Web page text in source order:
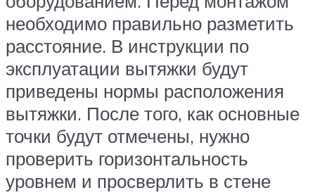
необходимо правильно разметить
расстояние. В инструкции по
эксплуатации вытяжки будут
приведены нормы расположения
вытяжки. После того, как основные
точки будут отмечены, нужно
проверить горизонтальность
уровнем и просверлить в стене